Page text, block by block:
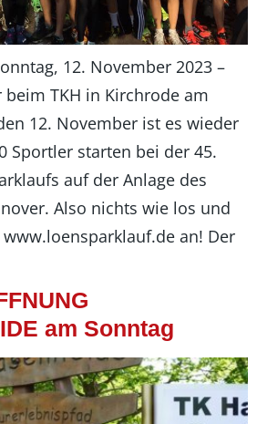
12. November 2023 –
beim TKH in Kirchrode am
12. November ist es wieder
Sportler starten bei der 45.
auf der Anlage des
Also nichts wie los und
an! Der
am Sonntag